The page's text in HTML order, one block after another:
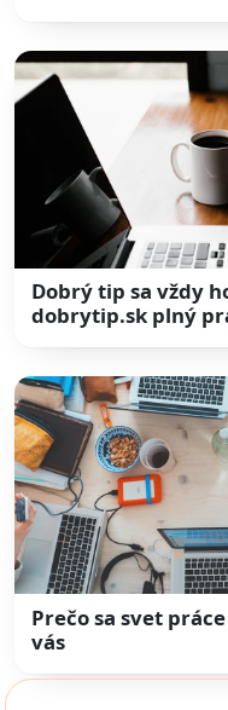
Dobrý tip sa vždy
dobrytip.sk plný
Prečo sa svet
vás